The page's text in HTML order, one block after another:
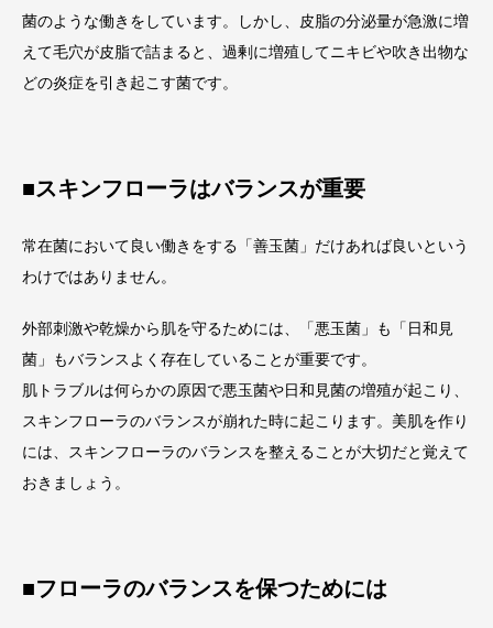
菌のような働きをしています。しかし、皮脂の分泌量が急激に増
えて毛穴が皮脂で詰まると、過剰に増殖してニキビや吹き出物な
どの炎症を引き起こす菌です。
■スキンフローラはバランスが重要
常在菌において良い働きをする「善玉菌」だけあれば良いという
わけではありません。
外部刺激や乾燥から肌を守るためには、「悪玉菌」も「日和見
菌」もバランスよく存在していることが重要です。
肌トラブルは何らかの原因で悪玉菌や日和見菌の増殖が起こり、
スキンフローラのバランスが崩れた時に起こります。美肌を作り
には、スキンフローラのバランスを整えることが大切だと覚えて
おきましょう。
■フローラのバランスを保つためには